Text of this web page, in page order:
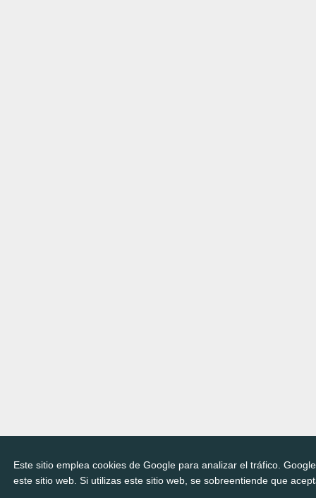
Este sitio emplea cookies de Google para analizar el tráfico.
este sitio web. Si utilizas este sitio web, se sobreentiende que